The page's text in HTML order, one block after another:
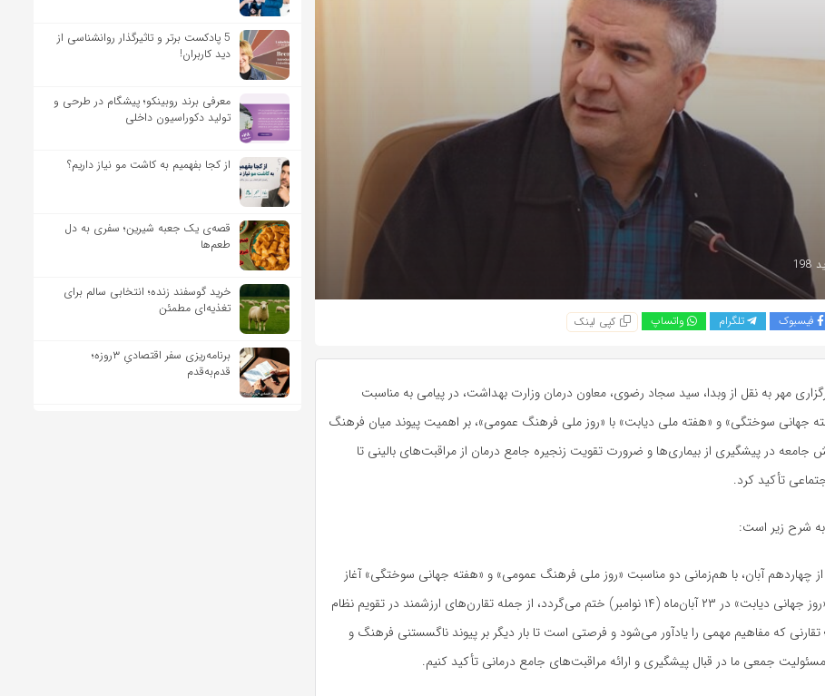
فیسبوک تلگرام واتساپ کپی لینک
مهر به نقل از وبدا، سید سجاد رضوی، معاون درمان وزارت بهداشت، در پیامی به مناسبت
جهانی سوختگی» و «هفته ملی دیابت» با «روز ملی فرهنگ عمومی»، بر اهمیت پیوند میان فرهنگ
در پیشگیری از بیماری‌ها و ضرورت تقویت زنجیره جامع درمان از مراقبت‌های بالینی تا
تأکید کرد.
به شرح زیر است:
از چهاردهم آبان، با هم‌زمانی دو مناسبت «روز ملی فرهنگ عمومی» و «هفته جهانی سوختگی» آغاز
می‌شود و به «روز جهانی دیابت» در ۲۳ آبان‌ماه (۱۴ نوامبر) ختم می‌گردد، از جمله تقارن‌های ارزشمند در تقویم نظام
که مفاهیم مهمی را یادآور می‌شود و فرصتی است تا بار دیگر بر پیوند ناگسستنی فرهنگ و
جمعی ما در قبال پیشگیری و ارائه مراقبت‌های جامع درمانی تأکید کنیم.
5 پادکست برتر و تاثیرگذار روانشناسی از
دید کاربران!
معرفی برند روبینکو؛ پیشگام در طرحی و
تولید دکوراسیون داخلی
از کجا بفهمیم به کاشت مو نیاز داریم؟
قصه‌ی یک جعبه شیرین؛ سفری به دل
طعم‌ها
خرید گوسفند زنده؛ انتخابی سالم برای
تغذیه‌ای مطمئن
برنامه‌ریزی سفر اقتصادیِ ۳روزه؛
قدم‌به‌قدم